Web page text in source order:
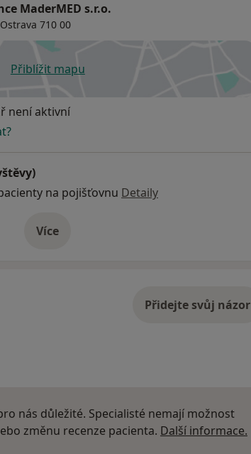
MaderMED s.r.o.
710 00
Přiblížit mapuse otevře v nové záložce
není aktivní
na pojišťovnu Detaily
Víceo adrese
Přidejte svůj názor
nás důležité. Specialisté nemají možnost
změnu recenze pacienta. Další informace.